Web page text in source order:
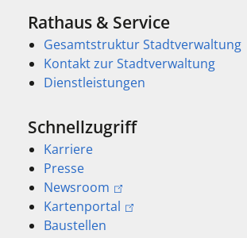
Rathaus & Service
Gesamtstruktur Stadtverwaltung
Kontakt zur Stadtverwaltung
Dienstleistungen
Schnellzugriff
Karriere
Presse
Newsroom
Kartenportal
Baustellen